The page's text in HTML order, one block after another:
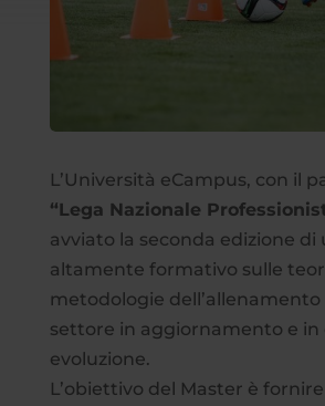
L’Università eCampus, con il
“Lega Nazionale
avviato la seconda edizione di
altamente formativo sulle
metodologie dell’allenamento
settore in aggiornamento e in
evoluzione.
L’obiettivo del Master è fornire